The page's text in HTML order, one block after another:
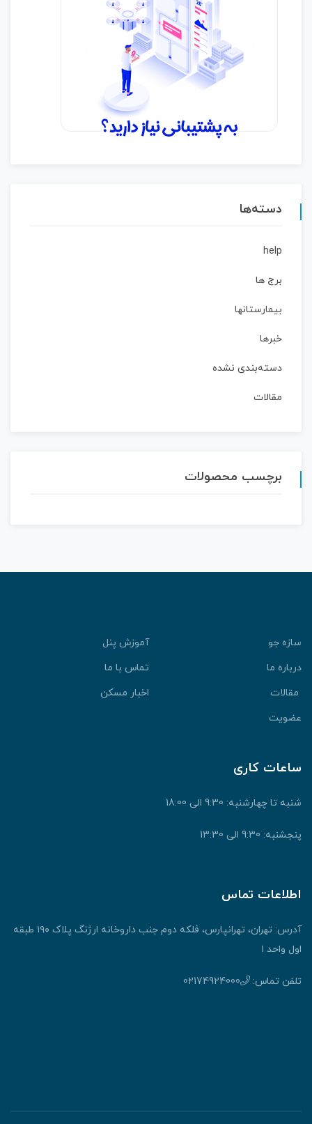
دسته‌ها
help
برج ها
بیمارستانها
خبرها
دسته‌بندی نشده
مقالات
برچسب محصولات
سازه جو
آموزش پنل
درباره ما
تماس با ما
مقالات
اخبار مسکن
عضویت
ساعات کاری
شنبه تا چهارشنبه: 9:30 الی 18:00
پنجشنبه: 9:30 الی 13:30
اطلاعات تماس
آدرس: تهران، تهرانپارس، فلکه دوم جنب داروخانه ارژنگ پلاک ۱۹۰ طبقه
اول واحد ۱
تلفن تماس: 02174924000